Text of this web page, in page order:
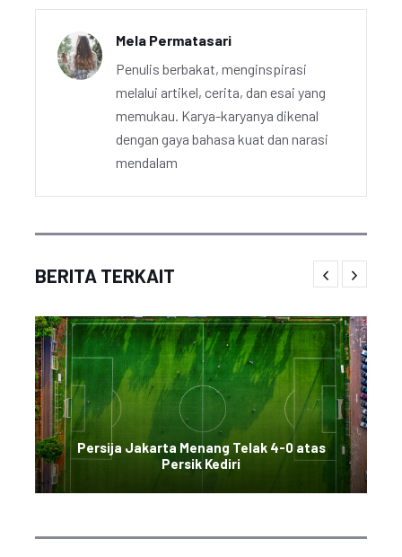
Mela Permatasari
Penulis berbakat, menginspirasi
melalui artikel, cerita, dan esai yang
memukau. Karya-karyanya dikenal
dengan gaya bahasa kuat dan narasi
mendalam
BERITA TERKAIT
Persija Jakarta Menang Telak 4-0 atas
Persik Kediri